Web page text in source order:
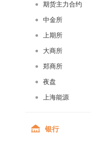
期货主力合约
中金所
上期所
大商所
郑商所
夜盘
上海能源
银行